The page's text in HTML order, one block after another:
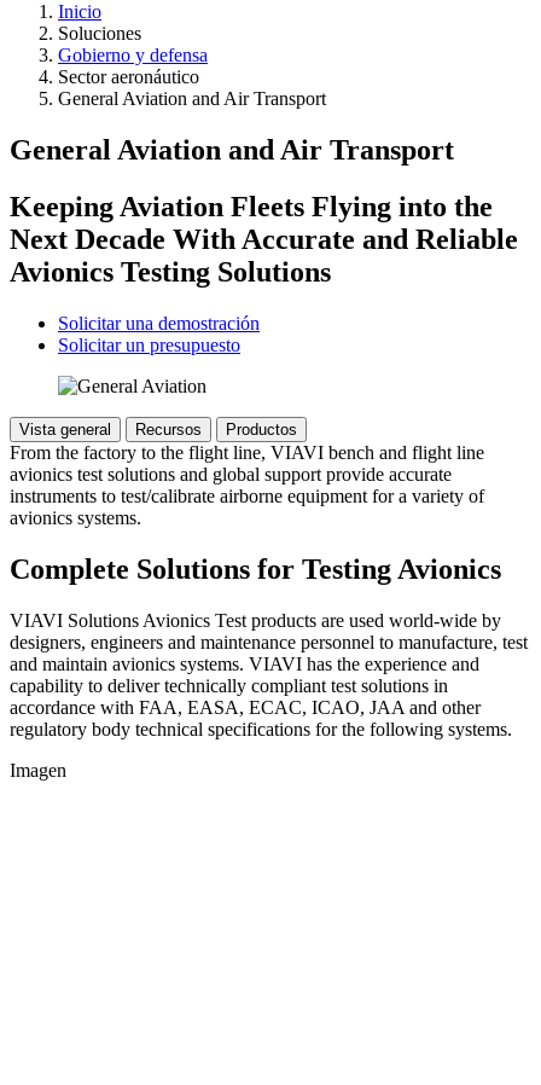
Inicio
Soluciones
Gobierno y defensa
Sector aeronáutico
General Aviation and Air Transport
General Aviation and Air Transport
Keeping Aviation Fleets Flying into the
Next Decade With Accurate and Reliable
Avionics Testing Solutions
Solicitar una demostración
Solicitar un presupuesto
Vista general Recursos Productos
From the factory to the flight line, VIAVI bench and flight line
avionics test solutions and global support provide accurate
instruments to test/calibrate airborne equipment for a variety of
avionics systems.
Complete Solutions for Testing Avionics
VIAVI Solutions Avionics Test products are used world-wide by
designers, engineers and maintenance personnel to manufacture, test
and maintain avionics systems. VIAVI has the experience and
capability to deliver technically compliant test solutions in
accordance with FAA, EASA, ECAC, ICAO, JAA and other
regulatory body technical specifications for the following systems.
Imagen